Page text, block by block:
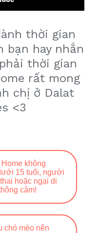
thời gian
bạn hay nhắn
thời gian
rất mong
chị ở Dalat
<3
không
15 tuổi, người
hoặc ngại di
cảm!
chó mèo nên